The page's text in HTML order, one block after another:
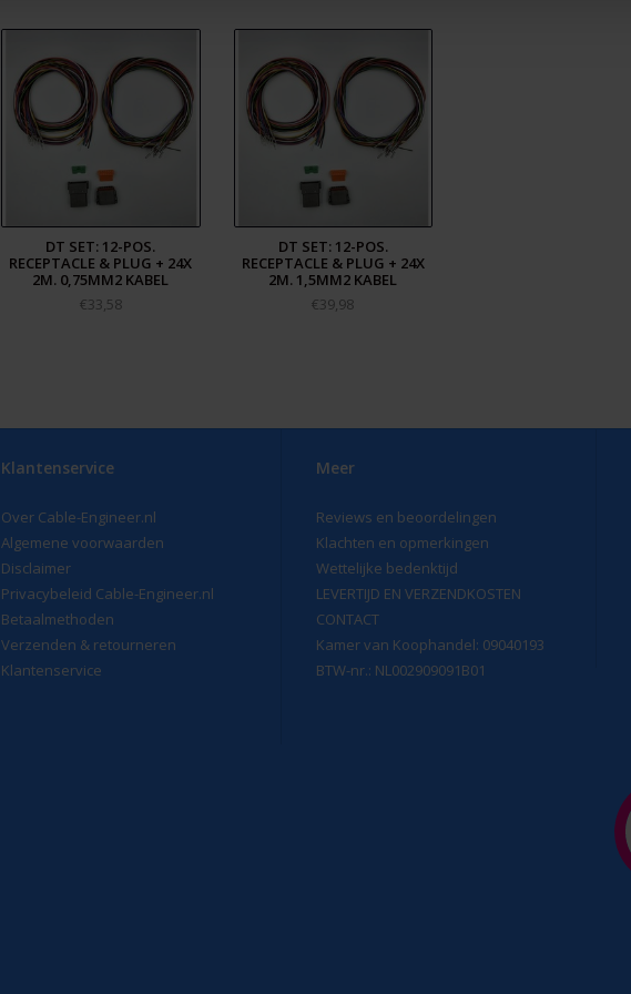
DT SET: 12-POS.
RECEPTACLE & PLUG + 24X
2M. 0,75MM2 KABEL
€33,58
DT SET: 12-POS.
RECEPTACLE & PLUG + 24X
2M. 1,5MM2 KABEL
€39,98
Klantenservice
Over Cable-Engineer.nl
Algemene voorwaarden
Disclaimer
Privacybeleid Cable-Engineer.nl
Betaalmethoden
Verzenden & retourneren
Klantenservice
Meer
Reviews en beoordelingen
Klachten en opmerkingen
Wettelijke bedenktijd
LEVERTIJD EN VERZENDKOSTEN
CONTACT
Kamer van Koophandel: 09040193
BTW-nr.: NL002909091B01